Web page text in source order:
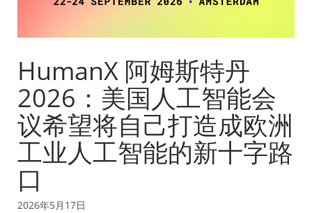
HumanX 阿姆斯特丹
2026：美国人工智能会
议希望将自己打造成欧洲
工业人工智能的新十字路
口
2026年5月17日